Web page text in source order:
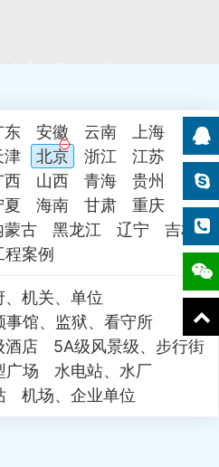
东 安徽 云南
上海
津 北京 浙江
江苏
西 山西 青海
贵州
夏 海南 甘肃
重庆
蒙古 黑龙江 辽宁
吉林
案例
、机关、单位
事馆、监狱、看守所
酒店
5A级风景级、步行街
广场
水电站、水厂
机场、企业单位